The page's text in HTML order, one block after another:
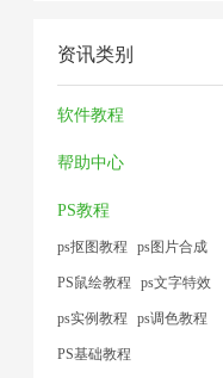
图
片
法
1
术
工
具
1
压
资讯类别
软件教程
帮助中心
PS教程
ps抠图教程 ps图片合成
PS鼠绘教程 ps文字特效
ps实例教程 ps调色教程
PS基础教程